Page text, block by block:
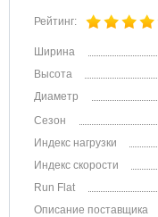
Рейтинг:
Ширина
Высота
Диаметр
Сезон
Индекс нагрузки
Индекс скорости
Run Flat
Описание поставщика